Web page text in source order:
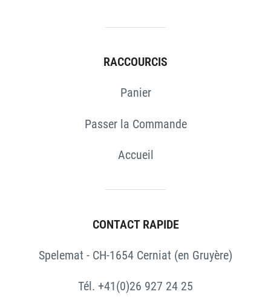
RACCOURCIS
Panier
Passer la Commande
Accueil
CONTACT RAPIDE
Spelemat - CH-1654 Cerniat (en Gruyère)
Tél. +41(0)26 927 24 25